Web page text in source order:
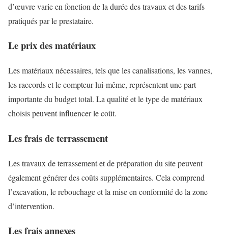
d’œuvre varie en fonction de la durée des travaux et des tarifs
pratiqués par le prestataire.
Le prix des matériaux
Les matériaux nécessaires, tels que les canalisations, les vannes,
les raccords et le compteur lui-même, représentent une part
importante du budget total. La qualité et le type de matériaux
choisis peuvent influencer le coût.
Les frais de terrassement
Les travaux de terrassement et de préparation du site peuvent
également générer des coûts supplémentaires. Cela comprend
l’excavation, le rebouchage et la mise en conformité de la zone
d’intervention.
Les frais annexes